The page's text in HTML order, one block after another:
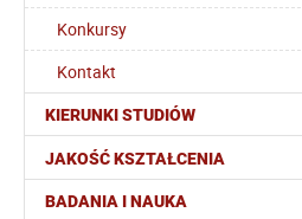
Konkursy
Kontakt
KIERUNKI STUDIÓW
JAKOŚĆ KSZTAŁCENIA
BADANIA I NAUKA